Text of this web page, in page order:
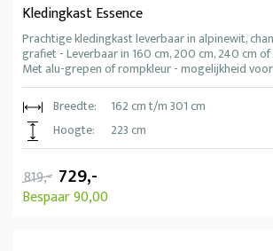
Kledingkast Essence
Prachtige kledingkast leverbaar in alpinewit,
grafiet - Leverbaar in 160 cm, 200 cm, 240 cm
Met alu-grepen of rompkleur - mogelijkheid
Breedte:
162 cm t/m 301 cm
Hoogte:
223 cm
819,- 729,-
Bespaar 90,00